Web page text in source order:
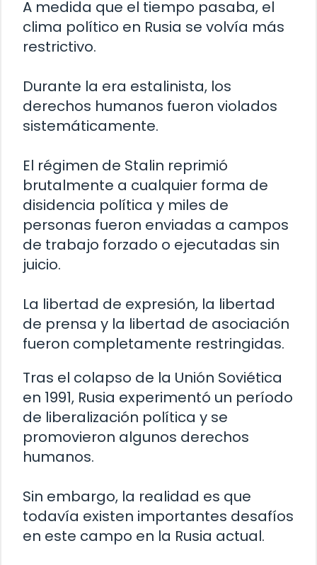
A medida que el tiempo pasaba, el
clima político en Rusia se volvía más
restrictivo.
Durante la era estalinista, los
derechos humanos fueron violados
sistemáticamente.
El régimen de Stalin reprimió
brutalmente a cualquier forma de
disidencia política y miles de
personas fueron enviadas a campos
de trabajo forzado o ejecutadas sin
juicio.
La libertad de expresión, la libertad
de prensa y la libertad de asociación
fueron completamente restringidas.
Tras el colapso de la Unión Soviética
en 1991, Rusia experimentó un período
de liberalización política y se
promovieron algunos derechos
humanos.
Sin embargo, la realidad es que
todavía existen importantes desafíos
en este campo en la Rusia actual.